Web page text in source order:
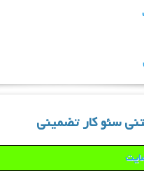
سئو کار تضمینی